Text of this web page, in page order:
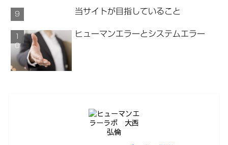
当サイトが目指していること
ヒューマンエラーとシステムエラー